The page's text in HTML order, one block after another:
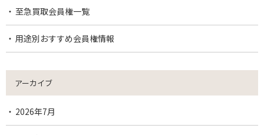
至急買取会員権一覧
用途別おすすめ会員権情報
アーカイブ
2026年7月